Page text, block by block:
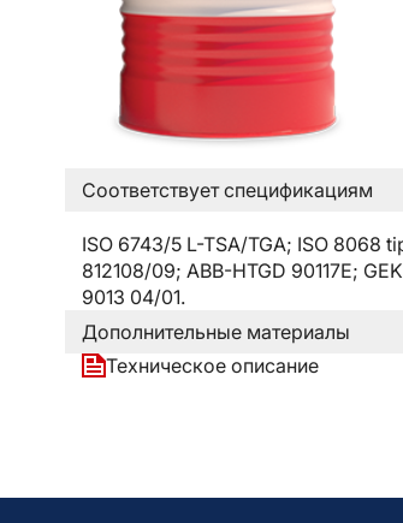
Соответствует спецификациям
ISO 6743/5 L-TSA/TGA; ISO 8068
812108/09; ABB-HTGD 90117E;
9013 04/01.
Дополнительные материалы
Техническое описание